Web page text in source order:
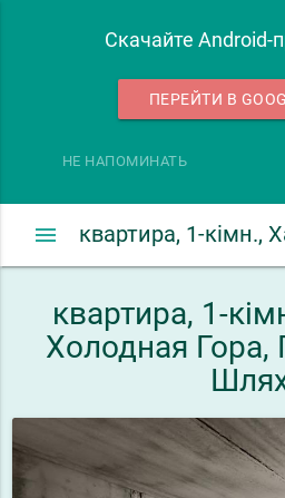
Скачайте Android-
ПЕРЕЙТИ В
НЕ НАПОМИНАТЬ
menu
квартира, 1-
Холодная Гора,